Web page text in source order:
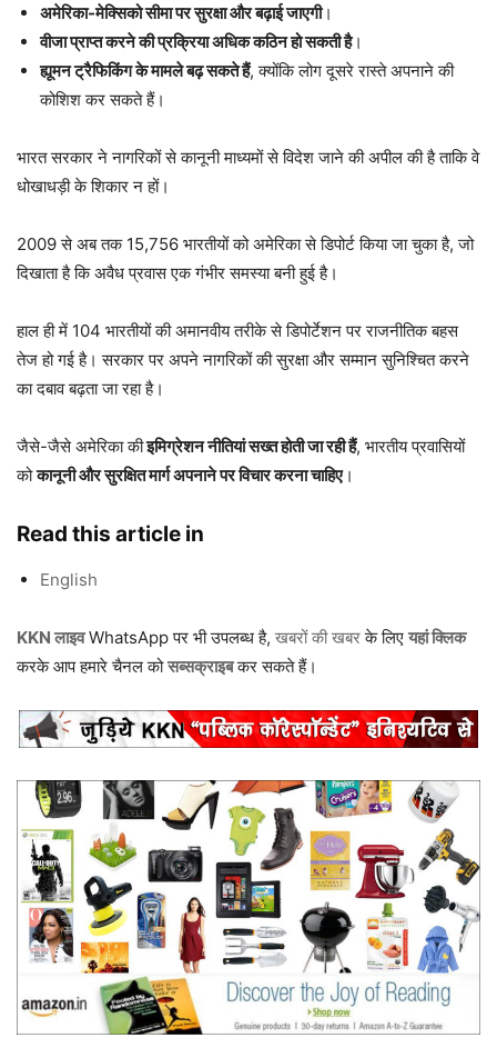
अमेरिका-मेक्सिको सीमा पर सुरक्षा और बढ़ाई जाएगी।
वीजा प्राप्त करने की प्रक्रिया अधिक कठिन हो सकती है।
ह्यूमन ट्रैफिकिंग के मामले बढ़ सकते हैं, क्योंकि लोग दूसरे रास्ते अपनाने की
कोशिश कर सकते हैं।
भारत सरकार ने नागरिकों से कानूनी माध्यमों से विदेश जाने की अपील की है ताकि वे
धोखाधड़ी के शिकार न हों।
2009 से अब तक 15,756 भारतीयों को अमेरिका से डिपोर्ट किया जा चुका है, जो
दिखाता है कि अवैध प्रवास एक गंभीर समस्या बनी हुई है।
हाल ही में 104 भारतीयों की अमानवीय तरीके से डिपोर्टेशन पर राजनीतिक बहस
तेज हो गई है। सरकार पर अपने नागरिकों की सुरक्षा और सम्मान सुनिश्चित करने
का दबाव बढ़ता जा रहा है।
जैसे-जैसे अमेरिका कीइमिग्रेशन नीतियां सख्त होती जा रही हैं, भारतीय प्रवासियों
कोकानूनी और सुरक्षित मार्ग अपनाने पर विचार करना चाहिए।
Read this article in
English
KKN लाइवWhatsApp पर भी उपलब्ध है, खबरों की खबरके लिए यहां क्लिक
करके आप हमारे चैनल कोसब्सक्राइबकर सकते हैं।